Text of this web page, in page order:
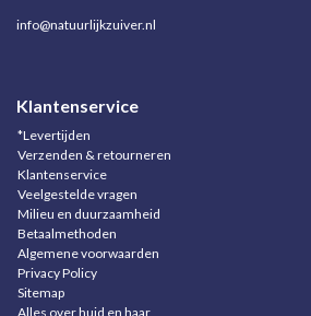
info@natuurlijkzuiver.nl
Klantenservice
*Levertijden
Verzenden & retourneren
Klantenservice
Veelgestelde vragen
Milieu en duurzaamheid
Betaalmethoden
Algemene voorwaarden
Privacy Policy
Sitemap
Alles over huid en haar